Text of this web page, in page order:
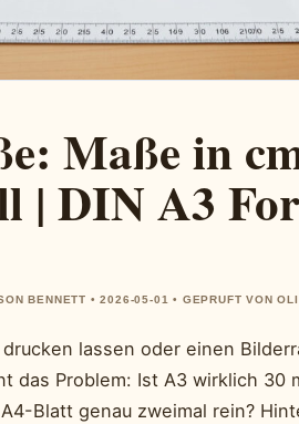
Maße in
| DIN A3
BENNETT • 2026-05-01 • GEPRUFT VON
lassen oder einen
das Problem: Ist A3 wirklich 30
Blatt genau zweimal rein?